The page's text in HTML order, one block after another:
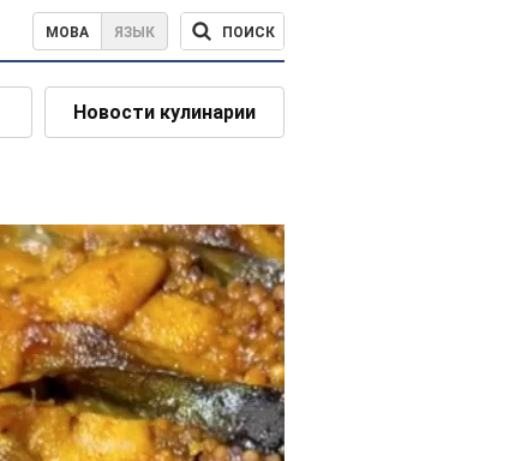
МОВА ЯЗЫК ПОИСК
Новости кулинарии